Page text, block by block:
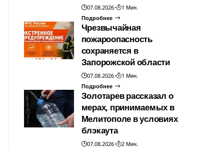
07.08.2026
1 Мин.
Подробнее
Чрезвычайная
пожароопасность
сохраняется в
Запорожской области
07.08.2026
1 Мин.
Подробнее
Золотарев рассказал о
мерах, принимаемых в
Мелитополе в условиях
блэкаута
07.08.2026
2 Мин.